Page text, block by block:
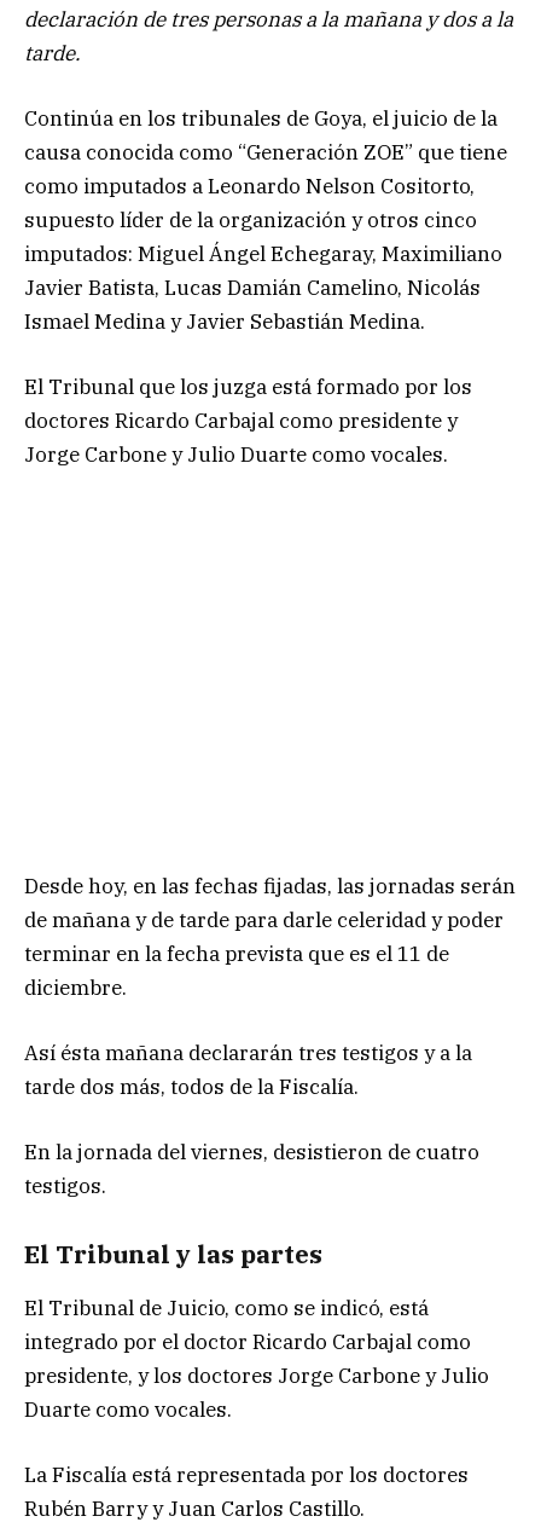
declaración de tres personas a la mañana y dos a la
tarde.
Continúa en los tribunales de Goya, el juicio de la
causa conocida como “Generación ZOE” que tiene
como imputados a Leonardo Nelson Cositorto,
supuesto líder de la organización y otros cinco
imputados: Miguel Ángel Echegaray, Maximiliano
Javier Batista, Lucas Damián Camelino, Nicolás
Ismael Medina y Javier Sebastián Medina.
El Tribunal que los juzga está formado por los
doctores Ricardo Carbajal como presidente y
Jorge Carbone y Julio Duarte como vocales.
Desde hoy, en las fechas fijadas, las jornadas serán
de mañana y de tarde para darle celeridad y poder
terminar en la fecha prevista que es el 11 de
diciembre.
Así ésta mañana declararán tres testigos y a la
tarde dos más, todos de la Fiscalía.
En la jornada del viernes, desistieron de cuatro
testigos.
El Tribunal y las partes
El Tribunal de Juicio, como se indicó, está
integrado por el doctor Ricardo Carbajal como
presidente, y los doctores Jorge Carbone y Julio
Duarte como vocales.
La Fiscalía está representada por los doctores
Rubén Barry y Juan Carlos Castillo.